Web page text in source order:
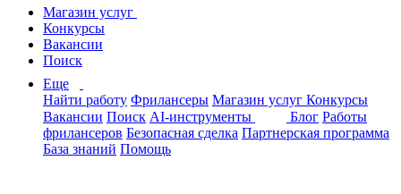
Магазин услуг
Конкурсы
Вакансии
Поиск
Еще
Найти работу Фрилансеры Магазин услуг Конкурсы
Вакансии Поиск AI-инструменты Блог Работы
фрилансеров Безопасная сделка Партнерская программа
База знаний Помощь